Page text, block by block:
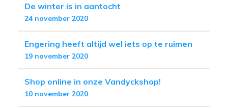
De winter is in aantocht
24 november 2020
Engering heeft altijd wel iets op te ruimen
19 november 2020
Shop online in onze Vandyckshop!
10 november 2020